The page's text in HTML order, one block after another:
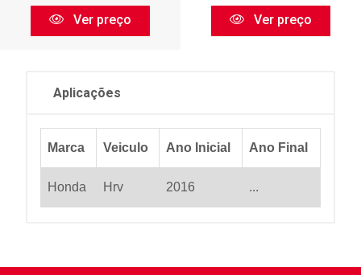
Ver preço Ver preço
Aplicações
Marca Veiculo Ano Inicial Ano Final
Honda Hrv 2016 ...